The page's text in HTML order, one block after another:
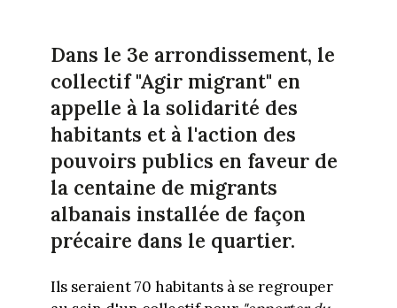
Dans le 3e arrondissement, le
collectif "Agir migrant" en
appelle à la solidarité des
habitants et à l'action des
pouvoirs publics en faveur de
la centaine de migrants
albanais installée de façon
précaire dans le quartier.
Ils seraient 70 habitants à se regrouper